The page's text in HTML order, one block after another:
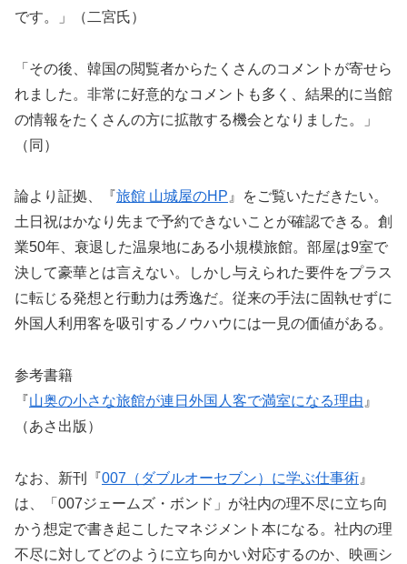
です。」（二宮氏）
「その後、韓国の閲覧者からたくさんのコメントが寄せら
れました。非常に好意的なコメントも多く、結果的に当館
の情報をたくさんの方に拡散する機会となりました。」
（同）
論より証拠、『旅館 山城屋のHP 』をご覧いただきたい。
土日祝はかなり先まで予約できないことが確認できる。創
業50年、衰退した温泉地にある小規模旅館。部屋は9室で
決して豪華とは言えない。しかし与えられた要件をプラス
に転じる発想と行動力は秀逸だ。従来の手法に固執せずに
外国人利用客を吸引するノウハウには一見の価値がある。
参考書籍
『山奥の小さな旅館が連日外国人客で満室になる理由 』
（あさ出版）
なお、新刊『007（ダブルオーセブン）に学ぶ仕事術 』
は、「007ジェームズ・ボンド」が社内の理不尽に立ち向
かう想定で書き起こしたマネジメント本になる。社内の理
不尽に対してどのように立ち向かい対応するのか、映画シ